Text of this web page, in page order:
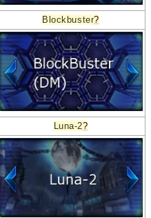
Blockbuster?
Luna-2?